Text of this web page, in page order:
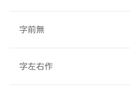
字前無
字左右作